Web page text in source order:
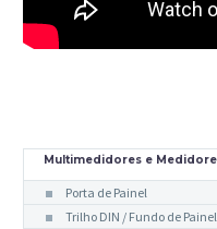
Multimedidores e
Porta de Painel
Trilho DIN / Fundo de Painel